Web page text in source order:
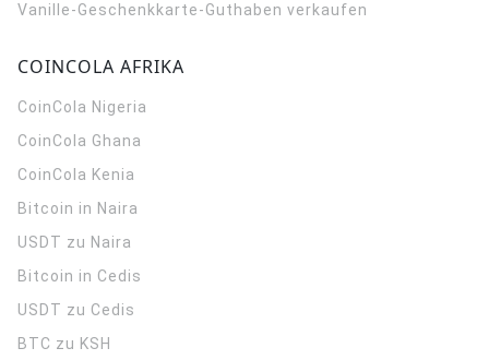
Vanille-Geschenkkarte-Guthaben verkaufen
COINCOLA AFRIKA
CoinCola Nigeria
CoinCola Ghana
CoinCola Kenia
Bitcoin in Naira
USDT zu Naira
Bitcoin in Cedis
USDT zu Cedis
BTC zu KSH